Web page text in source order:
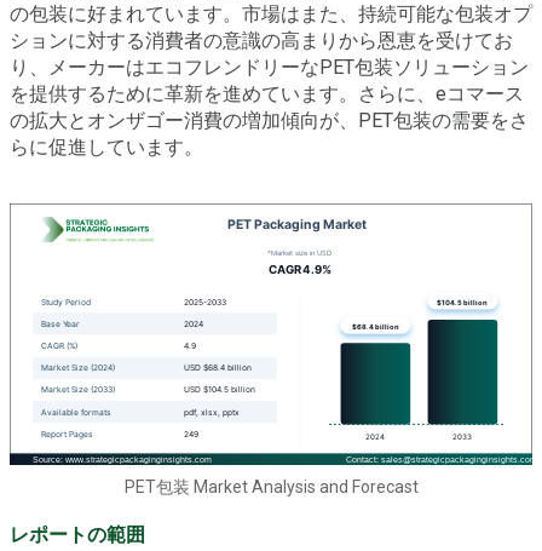
の包装に好まれています。市場はまた、持続可能な包装オプ
ションに対する消費者の意識の高まりから恩恵を受けてお
り、メーカーはエコフレンドリーなPET包装ソリューション
を提供するために革新を進めています。さらに、eコマース
の拡大とオンザゴー消費の増加傾向が、PET包装の需要をさ
らに促進しています。
PET包装 Market Analysis and Forecast
レポートの範囲